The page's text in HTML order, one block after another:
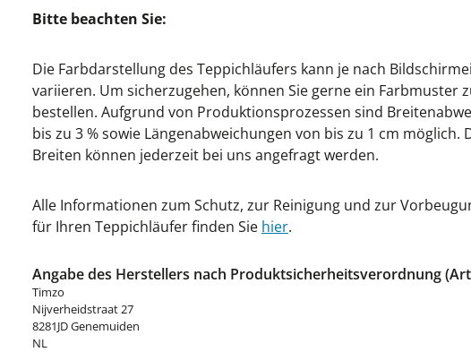
Bitte beachten Sie:
Die Farbdarstellung des Teppichläufers kann je nach
variieren. Um sicherzugehen, können Sie gerne ein Farbmuster
bestellen. Aufgrund von Produktionsprozessen sind
bis zu 3 % sowie Längenabweichungen von bis zu 1 cm möglich.
Breiten können jederzeit bei uns angefragt werden.
Alle Informationen zum Schutz, zur Reinigung und zur
für Ihren Teppichläufer finden Sie hier.
Angabe des Herstellers nach Produktsicherheitsverordnung (Art.
Timzo
Nijverheidstraat 27
8281JD Genemuiden
NL